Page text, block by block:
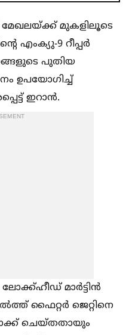
മുകളിലൂടെ
എംക്യു-9 റീപ്പർ
പുതിയ
ഉപയോഗിച്ച്‌
ഇറാൻ.
മാർട്ടിൻ
ഫൈറ്റർ ജെറ്റിനെ
ചെയ്തതായും